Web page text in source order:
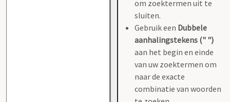
om zoektermen uit te
sluiten.
Gebruik een Dubbele
aanhalingstekens (" ")
aan het begin en einde
van uw zoektermen om
naar de exacte
combinatie van woorden